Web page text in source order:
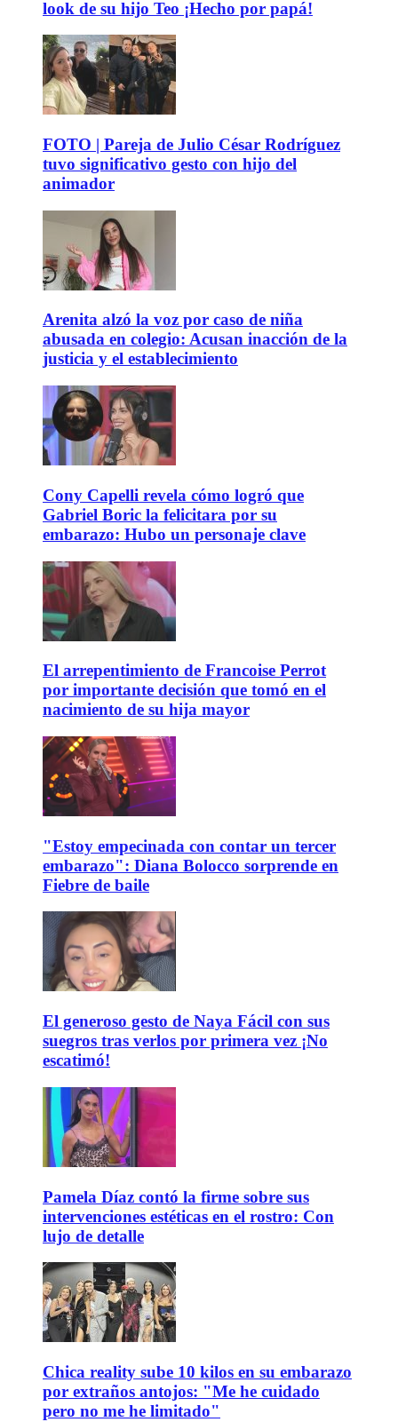
look de su hijo Teo ¡Hecho por papá!
FOTO | Pareja de Julio César Rodríguez
tuvo significativo gesto con hijo del
animador
Arenita alzó la voz por caso de niña
abusada en colegio: Acusan inacción de la
justicia y el establecimiento
Cony Capelli revela cómo logró que
Gabriel Boric la felicitara por su
embarazo: Hubo un personaje clave
El arrepentimiento de Francoise Perrot
por importante decisión que tomó en el
nacimiento de su hija mayor
"Estoy empecinada con contar un tercer
embarazo": Diana Bolocco sorprende en
Fiebre de baile
El generoso gesto de Naya Fácil con sus
suegros tras verlos por primera vez ¡No
escatimó!
Pamela Díaz contó la firme sobre sus
intervenciones estéticas en el rostro: Con
lujo de detalle
Chica reality sube 10 kilos en su embarazo
por extraños antojos: "Me he cuidado
pero no me he limitado"